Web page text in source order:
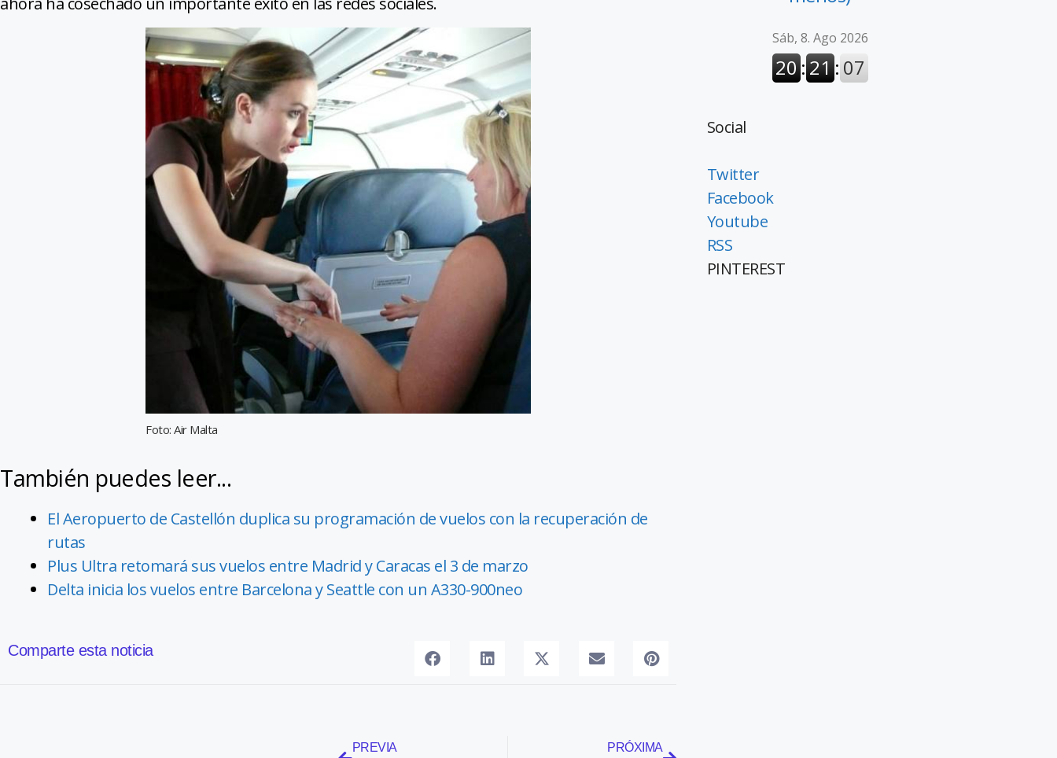
Foto: Air Malta
También puedes leer...
El Aeropuerto de Castellón duplica su programación de vuelos con la recuperación de
rutas
Plus Ultra retomará sus vuelos entre Madrid y Caracas el 3 de marzo
Delta inicia los vuelos entre Barcelona y Seattle con un A330-900neo
Comparte esta noticia
PREVIA PRÓXIMA
Social
Twitter
Facebook
Youtube
RSS
PINTEREST